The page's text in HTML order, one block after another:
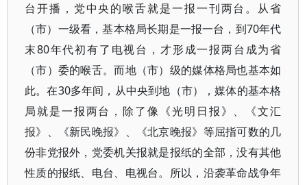
台开播，党中央的喉舌就是一报一刊两台。从省
（市）一级看，基本格局长期是一报一台，到70年代
末80年代初有了电视台，才形成一报两台成为省
（市）委的喉舌。而地（市）级的媒体格局也基本如
此。在30多年间，从中央到地（市），媒体的基本格
局就是一报两台，除了像《光明日报》、《文汇
报》、《新民晚报》、《北京晚报》等屈指可数的几
份非党报外，党委机关报就是报纸的全部，没有其他
性质的报纸、电台、电视台。所以，沿袭革命战争年